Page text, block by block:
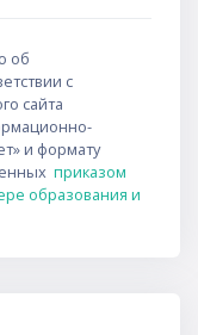
об
с
сайта
и формату
приказом
образования и